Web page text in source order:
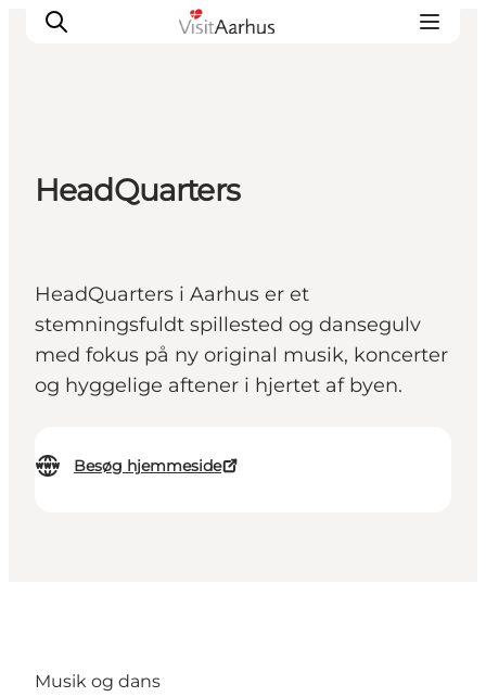
Oplevelser
Transport
HeadQuarters
HeadQuarters i Aarhus er et
stemningsfuldt spillested og dansegulv
med fokus på ny original musik, koncerter
og hyggelige aftener i hjertet af byen.
Besøg hjemmeside
Musik og dans